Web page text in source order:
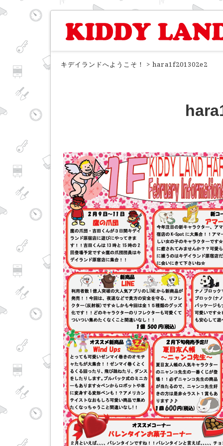
キデイランドへようこそ！ > hara1f201302e2